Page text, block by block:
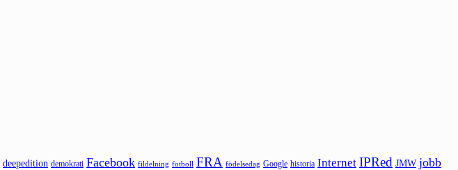
deepedition demokrati Facebook fildelning fotboll FRA födelsedag Google historia Internet IPRed JMW jobb